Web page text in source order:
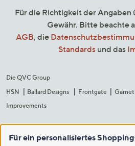
Für die Richtigkeit der Angaben
Gewähr. Bitte beachte
AGB, die
Standards und das
Die QVC Group
HSN
Ballard Designs Frontgate
Improvements
Für ein personalisiertes